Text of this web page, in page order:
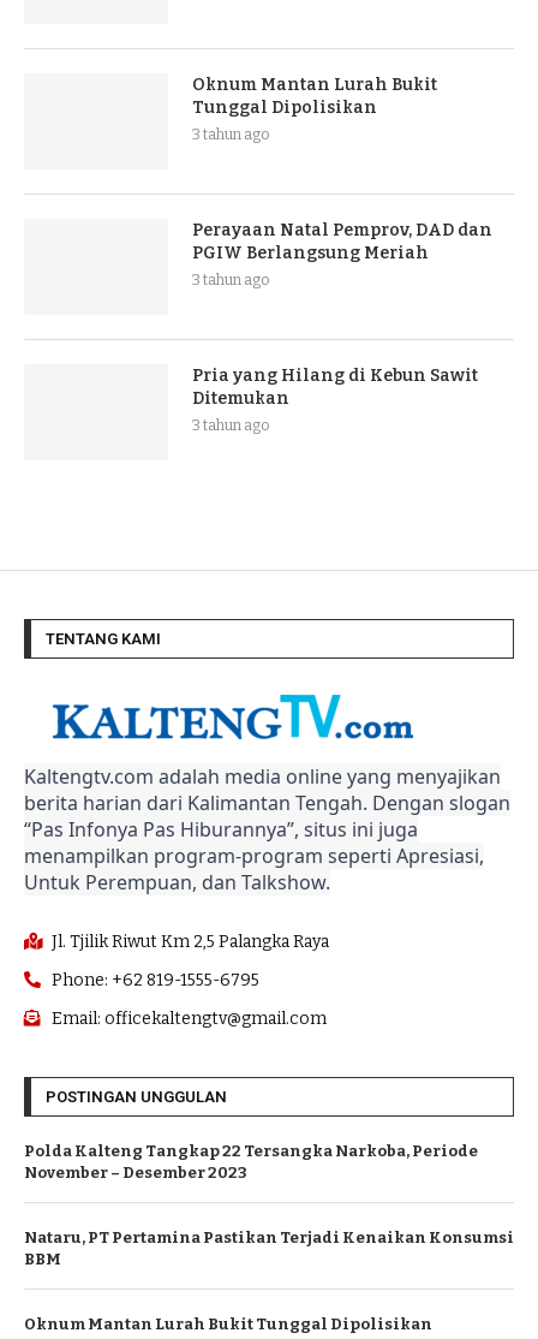
Oknum Mantan Lurah Bukit
Tunggal Dipolisikan
3 tahun ago
Perayaan Natal Pemprov, DAD dan
PGIW Berlangsung Meriah
3 tahun ago
Pria yang Hilang di Kebun Sawit
Ditemukan
3 tahun ago
TENTANG KAMI
Kaltengtv.com adalah media online yang menyajikan
berita harian dari Kalimantan Tengah. Dengan slogan
“Pas Infonya Pas Hiburannya”, situs ini juga
menampilkan program-program seperti Apresiasi,
Untuk Perempuan, dan Talkshow.
Jl. Tjilik Riwut Km 2,5 Palangka Raya
Phone: +62 819-1555-6795
Email: officekaltengtv@gmail.com
POSTINGAN UNGGULAN
Polda Kalteng Tangkap 22 Tersangka Narkoba, Periode
November – Desember 2023
Nataru, PT Pertamina Pastikan Terjadi Kenaikan Konsumsi
BBM
Oknum Mantan Lurah Bukit Tunggal Dipolisikan